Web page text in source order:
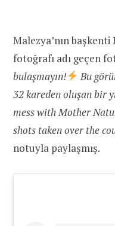
Malezya’nın
fotoğrafı adı geçen
bulaşmayın!
Bu
32 kareden oluşan bir
mess with Mother
shots taken over the
notuyla paylaşmış.